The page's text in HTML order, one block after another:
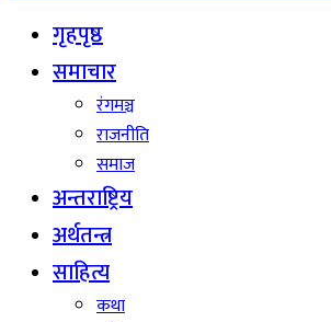
गृहपृष्ठ
समाचार
रंगमञ्च
राजनीति
समाज
अन्तराष्ट्रिय
अर्थतन्त्र
साहित्य
कथा